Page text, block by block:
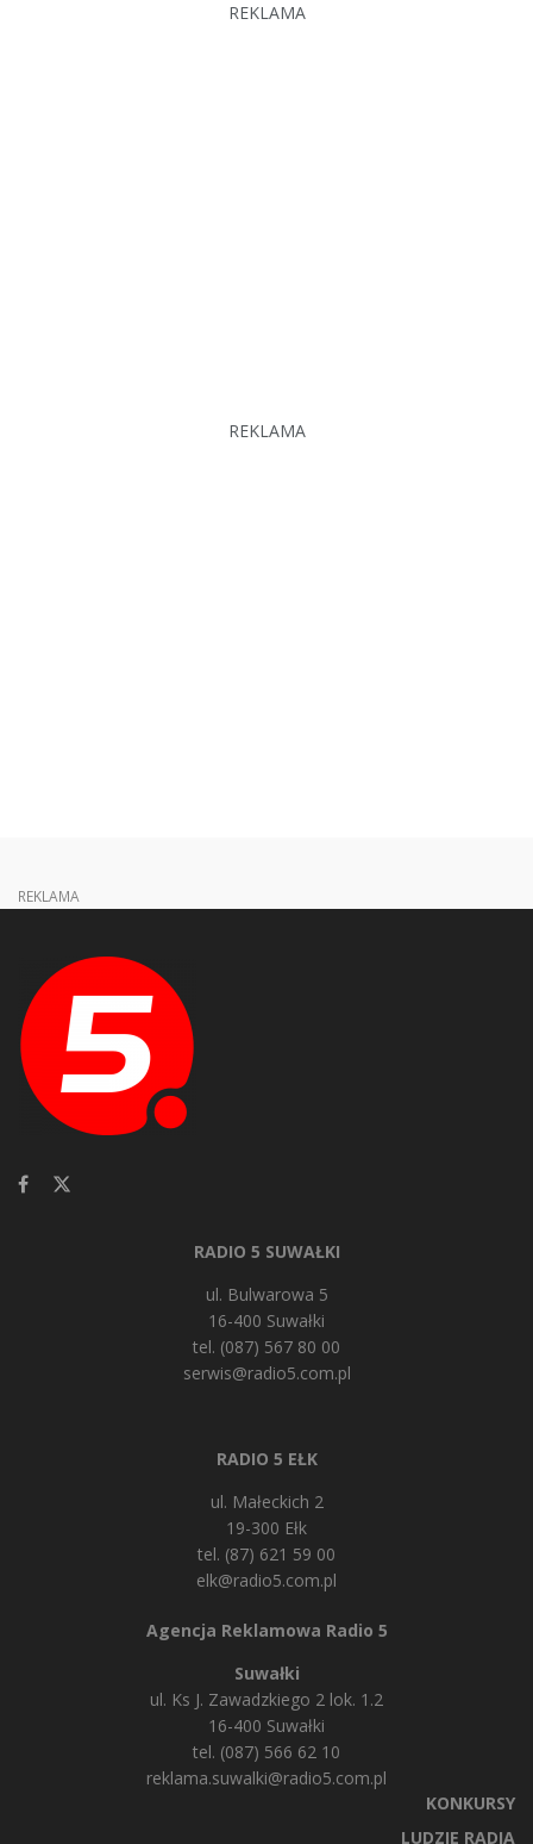
REKLAMA
REKLAMA
REKLAMA
RADIO 5 SUWAŁKI
ul. Bulwarowa 5
16-400 Suwałki
tel. (087) 567 80 00
serwis@radio5.com.pl
RADIO 5 EŁK
ul. Małeckich 2
19-300 Ełk
tel. (87) 621 59 00
elk@radio5.com.pl
Agencja Reklamowa Radio 5
Suwałki
ul. Ks J. Zawadzkiego 2 lok. 1.2
16-400 Suwałki
tel. (087) 566 62 10
reklama.suwalki@radio5.com.pl
KONKURSY
LUDZIE RADIA